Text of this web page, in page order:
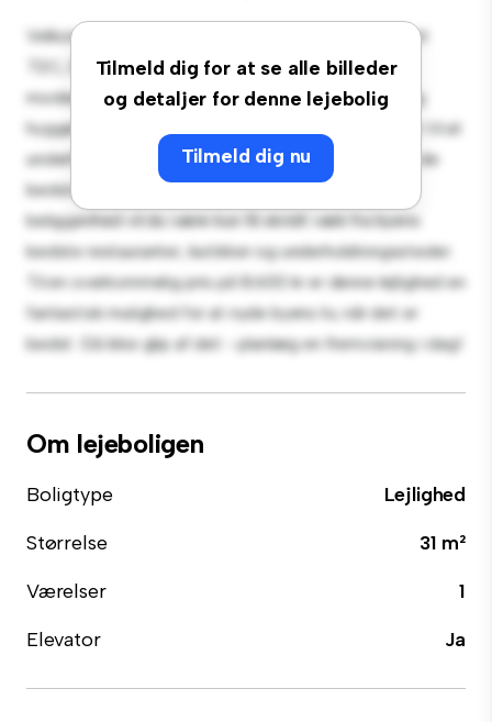
Tilmeld dig for at se alle billeder
og detaljer for denne lejebolig
Tilmeld dig nu
Velkommen til dit nye byferiested på Kobbelvænget
72C, 3. 13., Kobbelvænget, 2700 Brønshøj! Denne
moderne 1-værelses lejlighed tilbyder et stilfuldt og
hyggeligt opholdsrum. Det åbne koncept er perfekt til at
underholde, og det slanke køkken er udstyret med de
bedste hårde hvidevarer. Med sin førsteklasses
beliggenhed vil du være kun få skridt væk fra byens
bedste restauranter, butikker og underholdningssteder.
Til en overkommelig pris på 8.600 kr er denne lejlighed en
fantastisk mulighed for at nyde byens liv, når det er
bedst. Gå ikke glip af det - planlæg en fremvisning i dag!
Om lejeboligen
Boligtype
Lejlighed
Størrelse
31 m²
Værelser
1
Elevator
Ja